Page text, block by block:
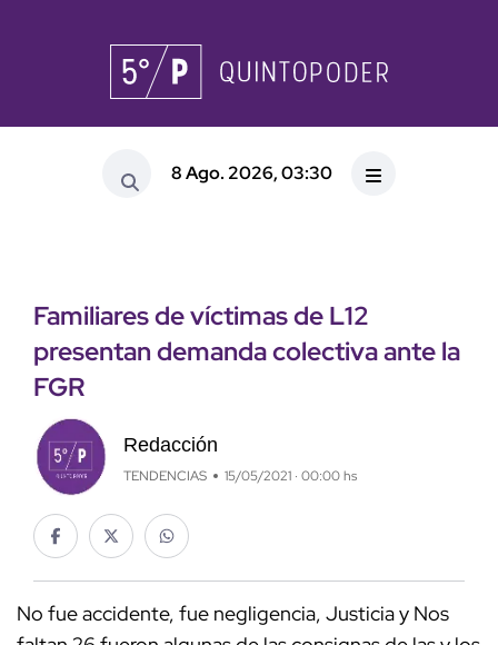
8 Ago. 2026, 03:30
Familiares de víctimas de L12
presentan demanda colectiva ante la
FGR
Redacción
TENDENCIAS 15/05/2021 · 00:00 hs
No fue accidente, fue negligencia, Justicia y Nos